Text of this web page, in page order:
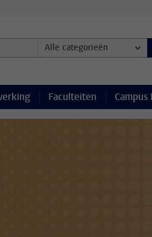
Alle categorieën
Faculteiten Campus